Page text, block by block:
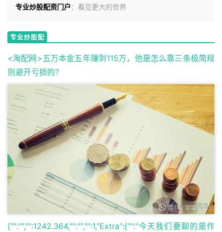
专业炒股配资门户：看见更大的世界
专业炒股配
<淘配网>五万本金五年赚到115万，他是怎么靠三条极简规
则避开亏损的？
{"":"","":1242.364,"":"","":1,"Extra":{"":"今天我们要聊的是作